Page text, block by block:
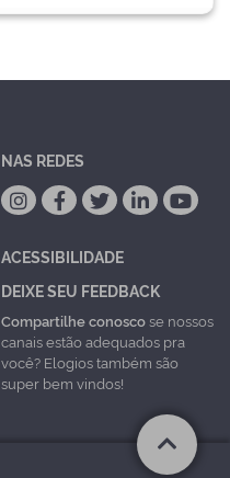
NAS REDES
ACESSIBILIDADE
DEIXE SEU FEEDBACK
Compartilhe conoscose nossos
canais estão adequados pra
você? Elogios também são
super bem vindos!